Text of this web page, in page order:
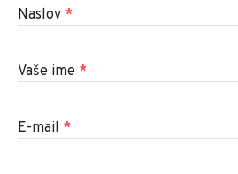
Naslov *
Vaše ime *
E-mail *